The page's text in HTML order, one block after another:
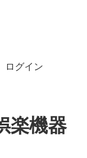
ログイン
楽機器